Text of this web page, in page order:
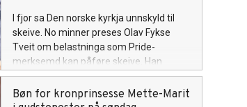
I fjor sa Den norske kyrkja unnskyld til
skeive. No minner preses Olav Fykse
Tveit om belastninga som Pride-
merksemd kan påføre skeive. Han
oppmodar alle til å vere medvitne korleis
vi møter kvarandre.
Bøn for kronprinsesse Mette-Marit